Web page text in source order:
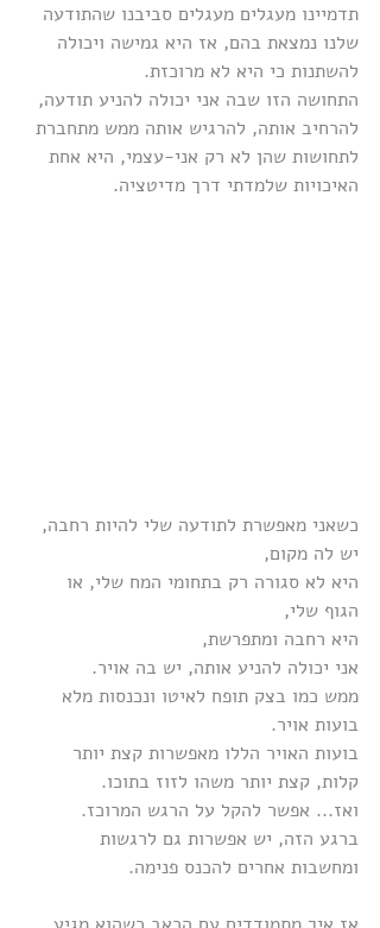
תדמיינו מעגלים מעגלים סביבנו שהתודעה
שלנו נמצאת בהם, אז היא גמישה ויכולה
להשתנות כי היא לא מרוכזת.
התחושה הזו שבה אני יכולה להניע תודעה,
להרחיב אותה, להרגיש אותה ממש מתחברת
לתחושות שהן לא רק אני-עצמי, היא אחת
האיכויות שלמדתי דרך מדיטציה.
כשאני מאפשרת לתודעה שלי להיות רחבה,
יש לה מקום,
היא לא סגורה רק בתחומי המח שלי, או
הגוף שלי,
היא רחבה ומתפרשת,
אני יכולה להניע אותה, יש בה אויר.
ממש כמו בצק תופח לאיטו ונכנסות מלא
בועות אויר.
בועות האויר הללו מאפשרות קצת יותר
קלות, קצת יותר משהו לזוז בתוכו.
ואז... אפשר להקל על הרגש המרוכז.
ברגע הזה, יש אפשרות גם לרגשות
ומחשבות אחרים להכנס פנימה.